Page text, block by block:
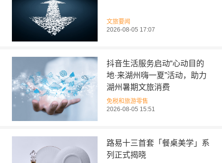
文旅要闻
2026-08-05 17:07
抖音生活服务启动“心动目的
地·来湖州嗨一夏”活动，助力
湖州暑期文旅消费
免税和旅游零售
2026-08-05 15:51
路易十三首套「餐桌美学」系
列正式揭晓